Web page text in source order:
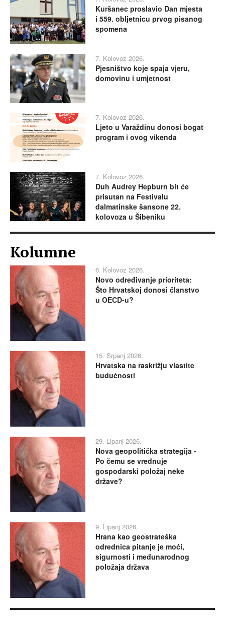
Kuršanec proslavio Dan mjesta
i 559. obljetnicu prvog pisanog
spomena
7. Kolovoz 2026.
Pjesništvo koje spaja vjeru,
domovinu i umjetnost
7. Kolovoz 2026.
Ljeto u Varaždinu donosi bogat
program i ovog vikenda
7. Kolovoz 2026.
Duh Audrey Hepburn bit će
prisutan na Festivalu
dalmatinske šansone 22.
kolovoza u Šibeniku
Kolumne
6. Kolovoz 2026.
Novo određivanje prioriteta:
Što Hrvatskoj donosi članstvo
u OECD-u?
15. Srpanj 2026.
Hrvatska na raskrižju vlastite
budućnosti
29. Lipanj 2026.
Nova geopolitička strategija -
Po čemu se vrednuje
gospodarski položaj neke
države?
9. Lipanj 2026.
Hrana kao geostrateška
odrednica pitanje je moći,
sigurnosti i međunarodnog
položaja država